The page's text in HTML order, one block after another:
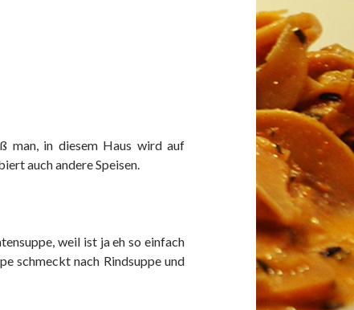
man, in diesem Haus wird auf
auch andere Speisen.
weil ist ja eh so einfach
schmeckt nach Rindsuppe und